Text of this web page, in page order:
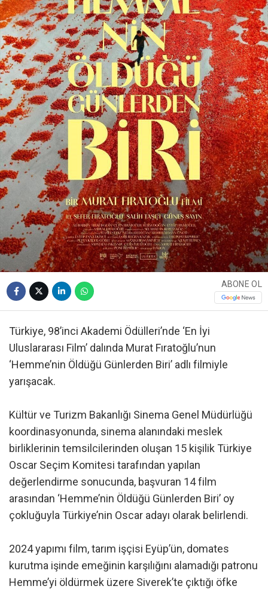
ABONE OL
Türkiye, 98’inci Akademi Ödülleri’nde ‘En İyi
Uluslararası Film’ dalında Murat Fıratoğlu’nun
‘Hemme’nin Öldüğü Günlerden Biri’ adlı filmiyle
yarışacak.
Kültür ve Turizm Bakanlığı Sinema Genel Müdürlüğü
koordinasyonunda, sinema alanındaki meslek
birliklerinin temsilcilerinden oluşan 15 kişilik Türkiye
Oscar Seçim Komitesi tarafından yapılan
değerlendirme sonucunda, başvuran 14 film
arasından ‘Hemme’nin Öldüğü Günlerden Biri’ oy
çokluğuyla Türkiye’nin Oscar adayı olarak belirlendi.
2024 yapımı film, tarım işçisi Eyüp’ün, domates
kurutma işinde emeğinin karşılığını alamadığı patronu
Hemme’yi öldürmek üzere Siverek’te çıktığı öfke